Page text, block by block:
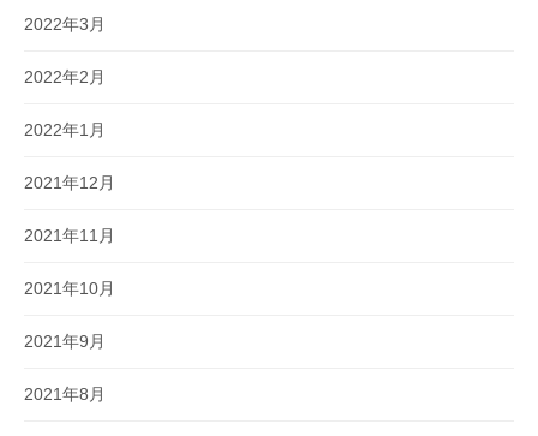
2022年3月
2022年2月
2022年1月
2021年12月
2021年11月
2021年10月
2021年9月
2021年8月